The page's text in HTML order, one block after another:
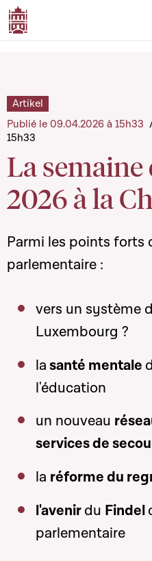
La semaine
2026 à la
Artikel
Publié le 09.04.2026 à 15h33
15h33
Parmi les points forts
parlementaire :
vers un système
Luxembourg ?
lasanté mentale
l'éducation
un nouveau
services de
la réforme du
l'avenirdu Findel
parlementaire